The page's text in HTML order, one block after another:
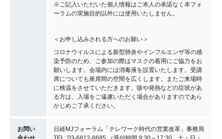
※ご記入いただいた個人情報はご本人の承諾なく本フォ
ーラムの実施目的以外には使用いたしません。
＜お申し込みされる方へのお願い＞
コロナウイルスによる新型肺炎やインフルエンザ等の感
染予防のため、ご参加の際はマスクの着用にご協力をお
願いします。会場内には消毒液を設置いたします。受講
席についても座席間の空間を広くします。またご来場時
に検温をさせていただきます。咳や発熱などの症状があ
る方は、入場をご遠慮いただく場合がありますのであら
かじめご了承ください。
お問い
日経MJフォーラム「テレワーク時代の営業改革」事務局